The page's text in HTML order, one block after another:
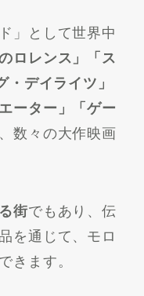
」として世界中
ロレンス」「ス
デイライツ」
ーター」「ゲー
数々の大作映画
街でもあり、伝
を通じて、モロ
きます。